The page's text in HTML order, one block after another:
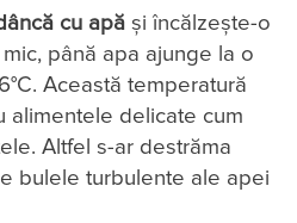
cu apă și încălzește-o
până apa ajunge la o
Această temperatură
alimentele delicate cum
Altfel s-ar destrăma
bulele turbulente ale apei